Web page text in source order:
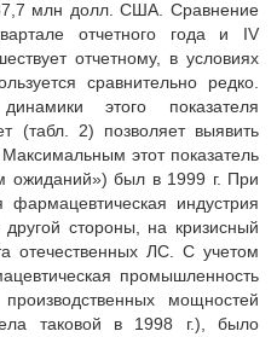
млн долл. США. Сравнение
отчетного года и IV
отчетному, в условиях
сравнительно редко.
этого показателя
(табл. 2) позволяет выявить
этот показатель
ожиданий») был в 1999 г. При
индустрия
стороны, на кризисный
отечественных ЛС. С учетом
промышленность
мощностей
таковой в 1998 г.), было